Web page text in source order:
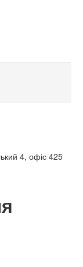
4, офіс 425